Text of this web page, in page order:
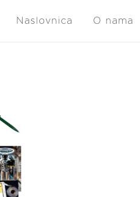
Naslovnica O nama